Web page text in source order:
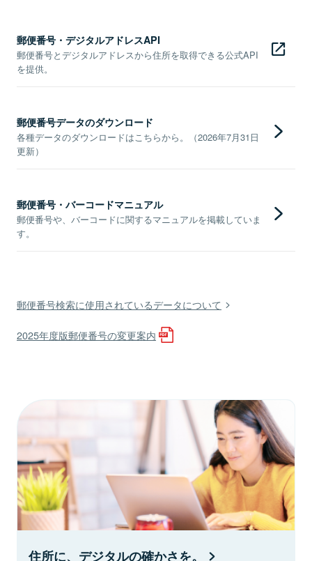
郵便番号・デジタルアドレスAPI
郵便番号とデジタルアドレスから住所を取得できる公式API
を提供。
郵便番号データのダウンロード
各種データのダウンロードはこちらから。（2026年7月31日
更新）
郵便番号・バーコードマニュアル
郵便番号や、バーコードに関するマニュアルを掲載していま
す。
郵便番号検索に使用されているデータについて
2025年度版郵便番号の変更案内
住所に、デジタルの確かさを。